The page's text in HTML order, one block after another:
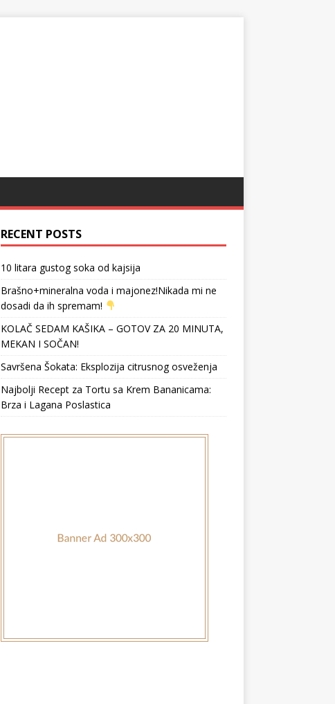
RECENT POSTS
10 litara gustog soka od kajsija
Brašno+mineralna voda i majonez!Nikada mi ne
dosadi da ih spremam!
KOLAČ SEDAM KAŠIKA – GOTOV ZA 20 MINUTA,
MEKAN I SOČAN!
Savršena Šokata: Eksplozija citrusnog osveženja
Najbolji Recept za Tortu sa Krem Bananicama:
Brza i Lagana Poslastica